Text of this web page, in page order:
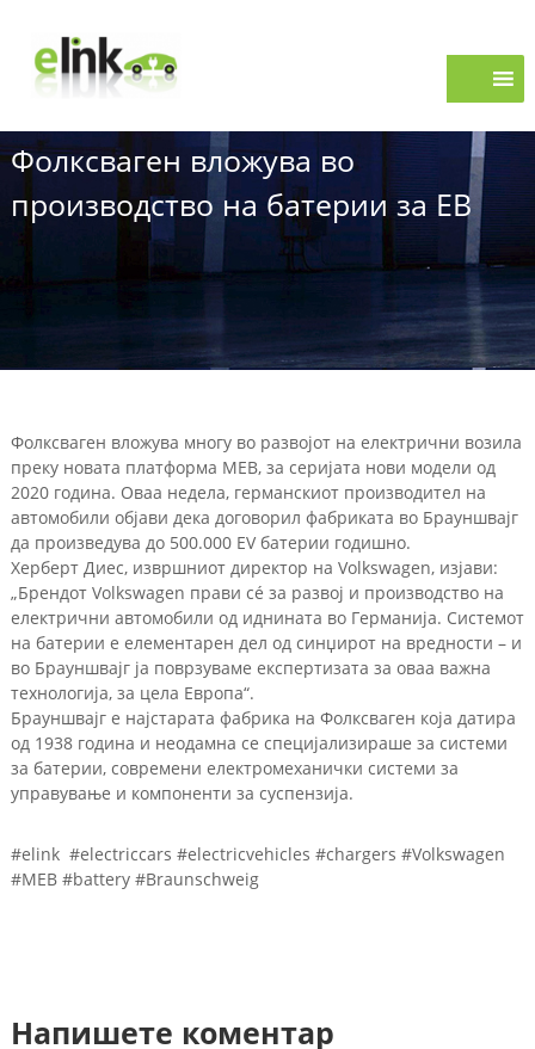
o
c
n
k
Фолксваген вложува во
производство на батерии за ЕВ
Фолксваген вложува многу во развојот на електрични возила
преку новата платформа MEB, за серијата нови модели од
2020 година. Оваа недела, германскиот производител на
автомобили објави дека договорил фабриката во Брауншвајг
да произведува до 500.000 EV батерии годишно.
Херберт Диес, извршниот директор на Volkswagen, изјави:
„Брендот Volkswagen прави сé за развој и производство на
електрични автомобили од иднината во Германија. Системот
на батерии е елементарен дел од синџирот на вредности – и
во Брауншвајг ја поврзуваме експертизата за оваа важна
технологија, за цела Европа“.
Брауншвајг е најстарата фабрика на Фолксваген која датира
од 1938 година и неодамна се специјализираше за системи
за батерии, современи електромеханички системи за
управување и компоненти за суспензија.
#elink #electriccars #electricvehicles #chargers #Volkswagen
#MEB #battery #Braunschweig
Напишете коментар